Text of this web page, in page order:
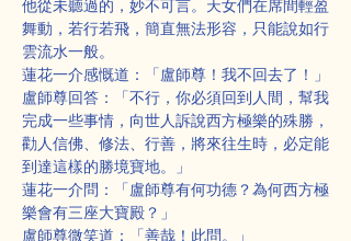
他從未聽過的，妙不可言。天女們在席間輕盈
舞動，若行若飛，簡直無法形容，只能說如行
雲流水一般。
蓮花一介感慨道：「盧師尊！我不回去了！」
盧師尊回答：「不行，你必須回到人間，幫我
完成一些事情，向世人訴說西方極樂的殊勝，
勸人信佛、修法、行善，將來往生時，必定能
到達這樣的勝境寶地。」
蓮花一介問：「盧師尊有何功德？為何西方極
樂會有三座大寶殿？」
盧師尊微笑道：「善哉！此問。」